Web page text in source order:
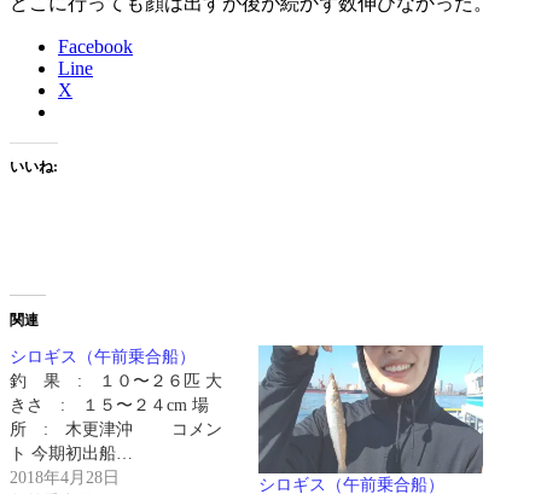
Facebook
Line
X
いいね:
関連
シロギス（午前乗合船）
釣 果 : １０〜２６匹 大
きさ : １５〜２４cm 場
所 : 木更津沖 コメン
ト 今期初出船…
2018年4月28日
シロギス（午前乗合船）